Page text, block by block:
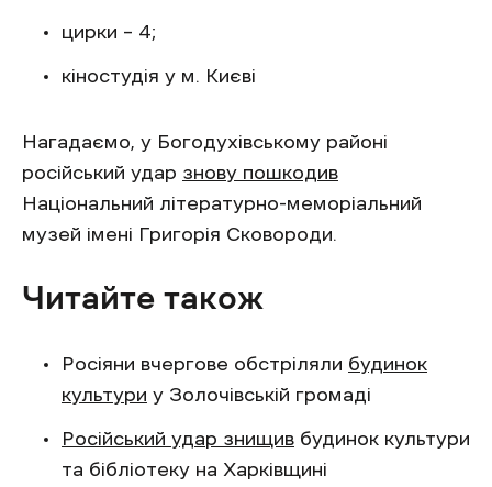
цирки – 4;
кіностудія у м. Києві
Нагадаємо, у Богодухівському районі
російський удар знову пошкодив
Національний літературно-меморіальний
музей імені Григорія Сковороди.
Читайте також
Росіяни вчергове обстріляли будинок
культури у Золочівській громаді
Російський удар знищив будинок культури
та бібліотеку на Харківщині